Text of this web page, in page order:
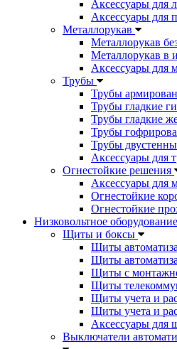
Аксессуары для
Аксессуары для
Металлорукав
Металлорукав
Металлорукав в
Аксессуары для
Трубы
Трубы
Трубы гладкие
Трубы гладкие
Трубы
Трубы
Аксессуары для
Огнестойкие решения
Аксессуары для
Огнестойкие
Огнестойкие
Низковольтное оборудование
Щиты и боксы
Щиты
Щиты
Щиты с
Щиты
Щиты учета и
Щиты учета и
Аксессуары для
Выключатели